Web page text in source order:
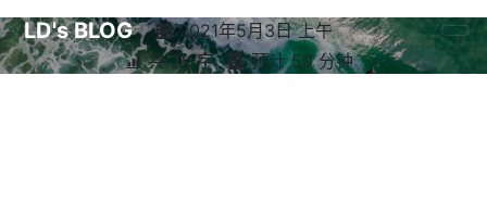
LD's BLOG
2021年5月3日 上午
共 2k 字
预计 50 分钟